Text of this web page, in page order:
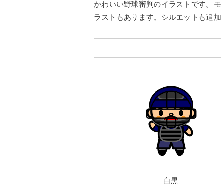
かわいい野球審判のイラストです。
ラストもあります。シルエットも追加
白黒